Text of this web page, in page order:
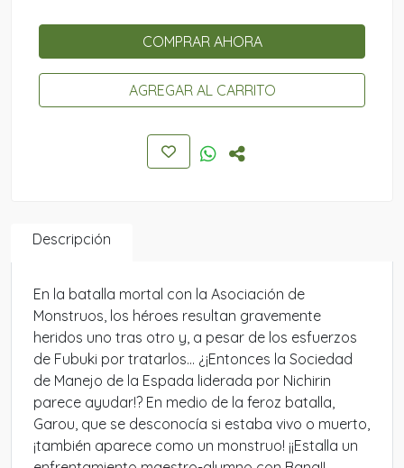
COMPRAR AHORA
AGREGAR AL CARRITO
Descripción
En la batalla mortal con la Asociación de
Monstruos, los héroes resultan gravemente
heridos uno tras otro y, a pesar de los esfuerzos
de Fubuki por tratarlos... ¿¡Entonces la Sociedad
de Manejo de la Espada liderada por Nichirin
parece ayudar!? En medio de la feroz batalla,
Garou, que se desconocía si estaba vivo o muerto,
¡también aparece como un monstruo! ¡¡Estalla un